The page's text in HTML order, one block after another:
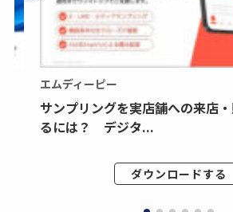
エムディーピー
サンプリングを実店舗への来店
るには？ デジタ...
ダウンロードする